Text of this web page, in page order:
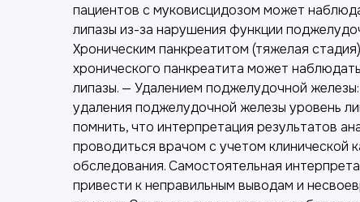
пациентов с муковисцидозом может
липазы из-за нарушения функции
Хроническим панкреатитом (тяжелая
хронического панкреатита может
липазы. — Удалением поджелудочной
удаления поджелудочной железы уровень
помнить, что интерпретация результатов
проводиться врачом с учетом клинической
обследования. Самостоятельная
привести к неправильным выводам и